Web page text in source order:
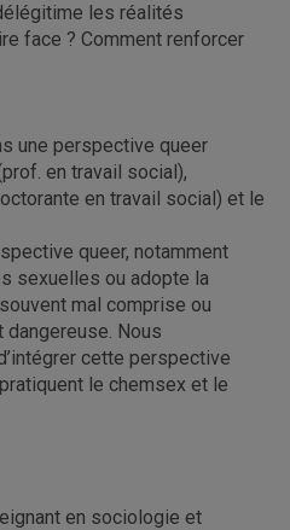
les réalités
face ? Comment renforcer
une perspective queer
en travail social),
en travail social) et le
queer, notamment
sexuelles ou adopte la
mal comprise ou
Nous
cette perspective
le chemsex et le
en sociologie et